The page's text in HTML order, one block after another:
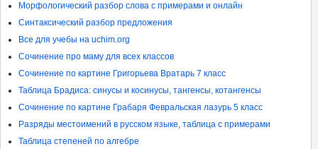
Морфологический разбор слова с примерами и онлайн
Синтаксический разбор предложения
Все для учебы на uchim.org
Сочинение про маму для всех классов
Сочинение по картине Григорьева Вратарь 7 класс
Таблица Брадиса: синусы и косинусы, тангенсы, котангенсы
Сочинение по картине Грабаря Февральская лазурь 5 класс
Разряды местоимений в русском языке, таблица с примерами
Таблица степеней по алгебре